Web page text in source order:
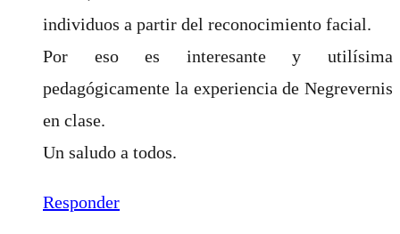
individuos a partir del reconocimiento facial.
Por eso es interesante y utilísima
pedagógicamente la experiencia de Negrevernis
en clase.
Un saludo a todos.
Responder